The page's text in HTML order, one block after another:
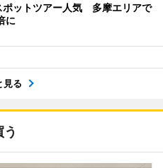
ポットツアー人気 多摩エリアで
に
見る
う